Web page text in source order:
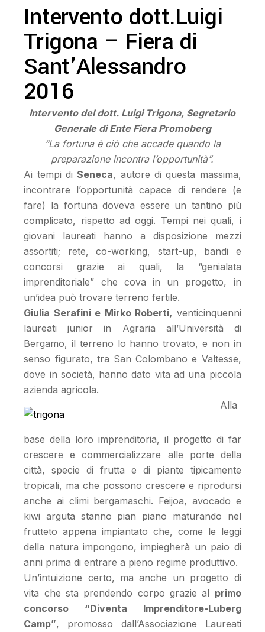
Intervento dott.Luigi
Trigona – Fiera di
Sant’Alessandro
2016
Intervento del dott. Luigi Trigona, Segretario
Generale di Ente Fiera Promoberg
“La fortuna è ciò che accade quando la
preparazione incontra l’opportunità”.
Ai tempi diSeneca, autore di questa massima,
incontrare l’opportunità capace di rendere (e
fare) la fortuna doveva essere un tantino più
complicato, rispetto ad oggi. Tempi nei quali, i
giovani laureati hanno a disposizione mezzi
assortiti; rete, co-working, start-up, bandi e
concorsi grazie ai quali, la “genialata
imprenditoriale” che cova in un progetto, in
un’idea può trovare terreno fertile.
Giulia Serafini e Mirko Roberti, venticinquenni
laureati junior in Agraria all’Università di
Bergamo, il terreno lo hanno trovato, e non in
senso figurato, tra San Colombano e Valtesse,
dove in società, hanno dato vita ad una piccola
azienda agricola.
Alla
base della loro imprenditoria, il progetto di far
crescere e commercializzare alle porte della
città, specie di frutta e di piante tipicamente
tropicali, ma che possono crescere e riprodursi
anche ai climi bergamaschi. Feijoa, avocado e
kiwi arguta stanno pian piano maturando nel
frutteto appena impiantato che, come le leggi
della natura impongono, impiegherà un paio di
anni prima di entrare a pieno regime produttivo.
Un’intuizione certo, ma anche un progetto di
vita che sta prendendo corpo grazie al primo
concorso “Diventa Imprenditore-Luberg
Camp”, promosso dall’Associazione Laureati